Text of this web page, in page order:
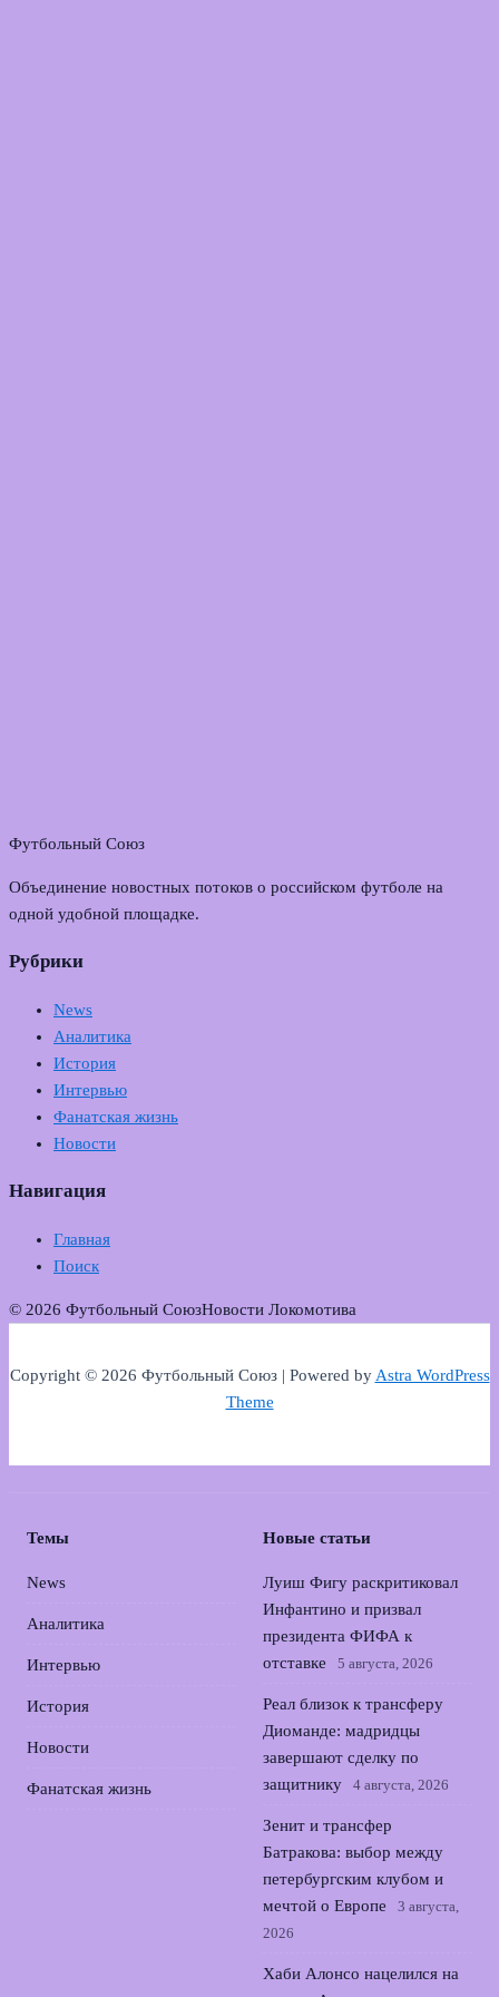
Футбольный Союз
Объединение новостных потоков о российском футболе на
одной удобной площадке.
Рубрики
News
Аналитика
История
Интервью
Фанатская жизнь
Новости
Навигация
Главная
Поиск
© 2026 Футбольный СоюзНовости Локомотива
Copyright © 2026 Футбольный Союз | Powered byAstra WordPress
Theme
Темы
News
Аналитика
Интервью
История
Новости
Фанатская жизнь
Новые статьи
Луиш Фигу раскритиковал
Инфантино и призвал
президента ФИФА к
отставке
5 августа, 2026
Реал близок к трансферу
Диоманде: мадридцы
завершают сделку по
защитнику
4 августа, 2026
Зенит и трансфер
Батракова: выбор между
петербургским клубом и
мечтой о Европе
3 августа,
2026
Хаби Алонсо нацелился на